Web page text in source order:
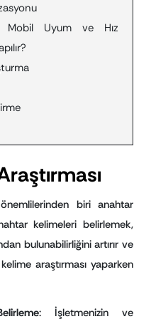
Mobil Uyum ve Hız
biri anahtar
kelimeleri belirlemek,
bulunabilirliğini artırır ve
araştırması yaparken
: İşletmenizin ve